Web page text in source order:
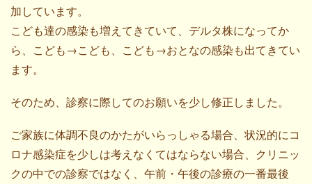
加しています。
こども達の感染も増えてきていて、デルタ株になってか
ら、こども→こども、こども→おとなの感染も出てきてい
ます。
そのため、診察に際してのお願いを少し修正しました。
ご家族に体調不良のかたがいらっしゃる場合、状況的にコ
ロナ感染症を少しは考えなくてはならない場合、クリニッ
クの中での診察ではなく、午前・午後の診療の一番最後